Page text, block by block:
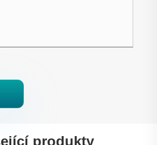
produkty